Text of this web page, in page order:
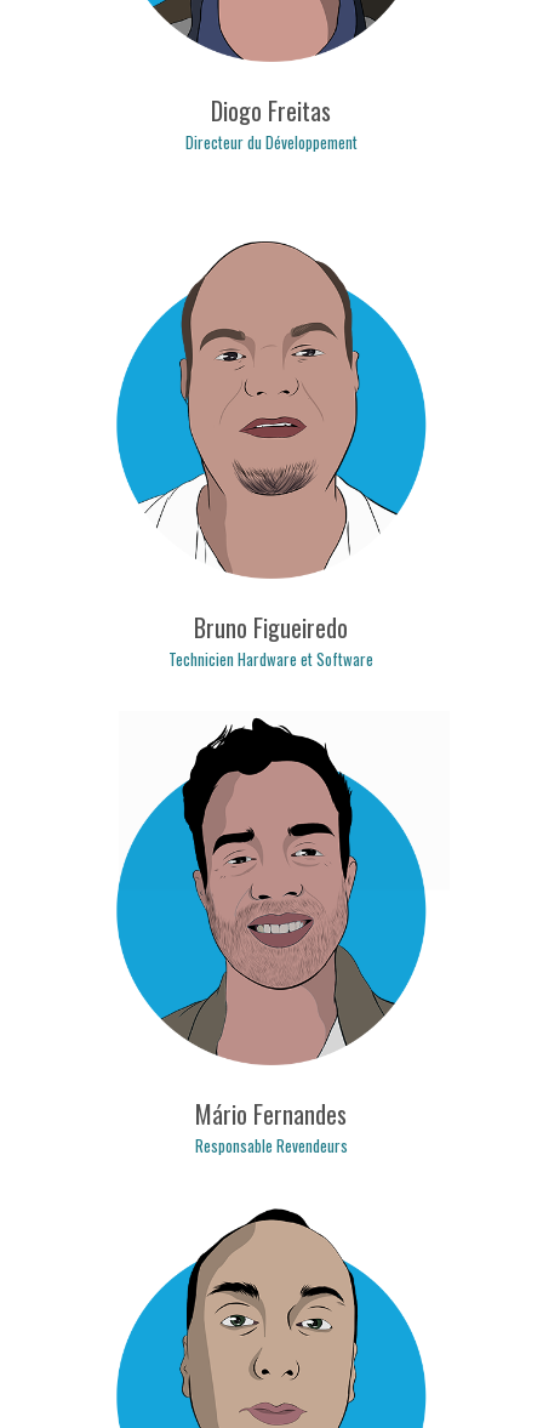
diogo.freitas@logicpulse.com
Diogo Freitas
Directeur du Développement
bruno.figueiredo@logicpulse.com
Bruno Figueiredo
Technicien Hardware et Software
mario.fernandes@logicpulse.com
Mário Fernandes
Responsable Revendeurs